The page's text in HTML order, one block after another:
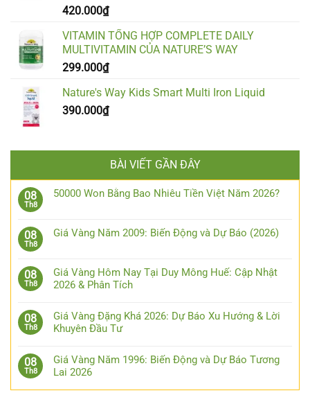
420.000₫
VITAMIN TỔNG HỢP COMPLETE DAILY
MULTIVITAMIN CỦA NATURE’S WAY
299.000₫
Nature's Way Kids Smart Multi Iron Liquid
390.000₫
BÀI VIẾT GẦN ĐÂY
08
Th8
50000 Won Bằng Bao Nhiêu Tiền Việt Năm 2026?
08
Th8
Giá Vàng Năm 2009: Biến Động và Dự Báo (2026)
08
Th8
Giá Vàng Hôm Nay Tại Duy Mông Huế: Cập Nhật
2026 & Phân Tích
08
Th8
Giá Vàng Đặng Khá 2026: Dự Báo Xu Hướng & Lời
Khuyên Đầu Tư
08
Th8
Giá Vàng Năm 1996: Biến Động và Dự Báo Tương
Lai 2026